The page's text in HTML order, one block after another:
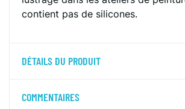
contient pas de silicones.
DÉTAILS DU PRODUIT
COMMENTAIRES